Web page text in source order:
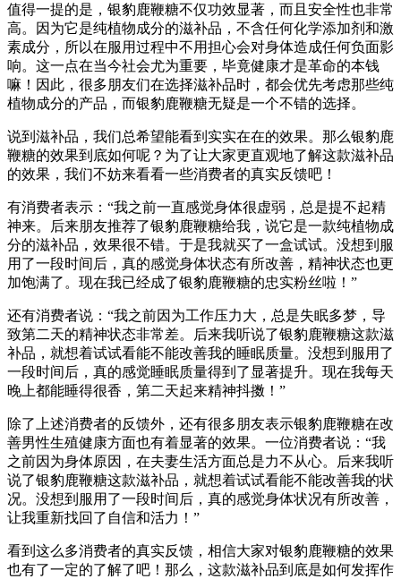
值得一提的是，银豹鹿鞭糖不仅功效显著，而且安全性也非常
高。因为它是纯植物成分的滋补品，不含任何化学添加剂和激
素成分，所以在服用过程中不用担心会对身体造成任何负面影
响。这一点在当今社会尤为重要，毕竟健康才是革命的本钱
嘛！因此，很多朋友们在选择滋补品时，都会优先考虑那些纯
植物成分的产品，而银豹鹿鞭糖无疑是一个不错的选择。
说到滋补品，我们总希望能看到实实在在的效果。那么银豹鹿
鞭糖的效果到底如何呢？为了让大家更直观地了解这款滋补品
的效果，我们不妨来看看一些消费者的真实反馈吧！
有消费者表示：“我之前一直感觉身体很虚弱，总是提不起精
神来。后来朋友推荐了银豹鹿鞭糖给我，说它是一款纯植物成
分的滋补品，效果很不错。于是我就买了一盒试试。没想到服
用了一段时间后，真的感觉身体状态有所改善，精神状态也更
加饱满了。现在我已经成了银豹鹿鞭糖的忠实粉丝啦！”
还有消费者说：“我之前因为工作压力大，总是失眠多梦，导
致第二天的精神状态非常差。后来我听说了银豹鹿鞭糖这款滋
补品，就想着试试看能不能改善我的睡眠质量。没想到服用了
一段时间后，真的感觉睡眠质量得到了显著提升。现在我每天
晚上都能睡得很香，第二天起来精神抖擞！”
除了上述消费者的反馈外，还有很多朋友表示银豹鹿鞭糖在改
善男性生殖健康方面也有着显著的效果。一位消费者说：“我
之前因为身体原因，在夫妻生活方面总是力不从心。后来我听
说了银豹鹿鞭糖这款滋补品，就想着试试看能不能改善我的状
况。没想到服用了一段时间后，真的感觉身体状况有所改善，
让我重新找回了自信和活力！”
看到这么多消费者的真实反馈，相信大家对银豹鹿鞭糖的效果
也有了一定的了解了吧！那么，这款滋补品到底是如何发挥作